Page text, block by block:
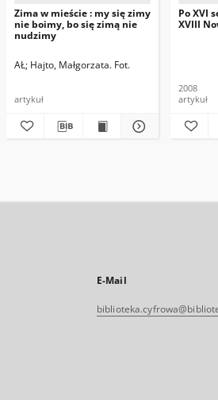
Grzegorz. Fot.
Zima w mieście : my się zimy
nie boimy, bo się zimą nie
nudzimy
AŁ Hajto, Małgorzata. Fot.
artykuł
Po XVI
XVIII
2008
artykuł
E-Mail